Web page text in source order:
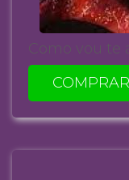
Como vou te
COMPRAR